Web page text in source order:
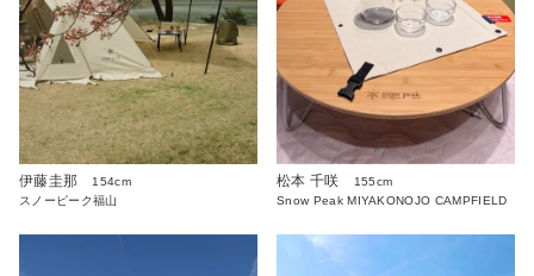
伊藤圭那
154cm
スノーピーク福山
松本 千咲
155cm
Snow Peak MIYAKONOJO CAMPFIELD